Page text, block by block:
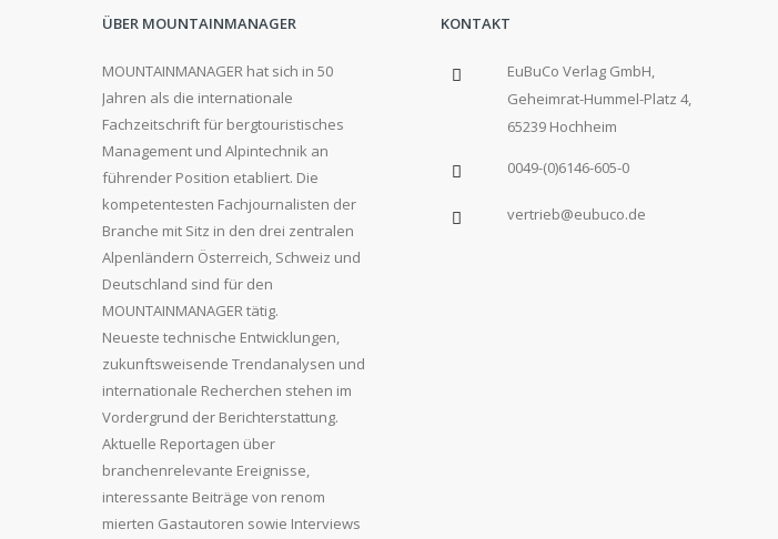
ÜBER MOUNTAINMANAGER
MOUNTAINMANAGER hat sich in 50
Jahren als die internationale
Fachzeitschrift für bergtouristisches
Management und Alpintechnik an
führender Position etabliert. Die
kompetentesten Fachjournalisten der
Branche mit Sitz in den drei zentralen
Alpenländern Österreich, Schweiz und
Deutschland sind für den
MOUNTAINMANAGER tätig.
Neueste technische Entwicklungen,
zukunftsweisende Trendanalysen und
internationale Recherchen stehen im
Vordergrund der Berichterstattung.
Aktuelle Reportagen über
branchenrelevante Ereignisse,
interessante Beiträge von renom
mierten Gastautoren sowie Interviews
KONTAKT
EuBuCo Verlag GmbH,
Geheimrat-Hummel-Platz 4,
65239 Hochheim
0049-(0)6146-605-0
vertrieb@eubuco.de